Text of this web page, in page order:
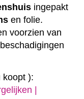
ingepakt
en folie.
voorzien van
koopt ):
|